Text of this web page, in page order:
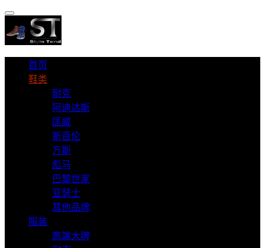
首页
鞋类
耐克
阿迪达斯
匡威
新百伦
万斯
彪马
巴黎世家
亚瑟士
其他品牌
服装
高端大牌